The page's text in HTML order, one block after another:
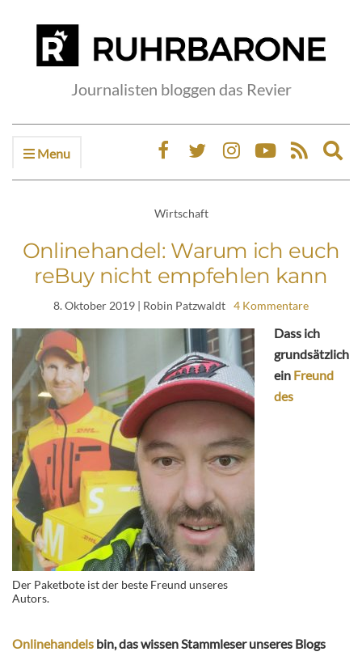
Journalisten bloggen das Revier
Menu
Wirtschaft
Onlinehandel: Warum ich euch
reBuy nicht empfehlen kann
8. Oktober 2019 | Robin Patzwaldt 4 Kommentare
Der Paketbote ist der beste Freund unseres
Autors.
Dass ich
grundsätzlich
ein Freund
des
Onlinehandels bin, das wissen Stammleser unseres Blogs